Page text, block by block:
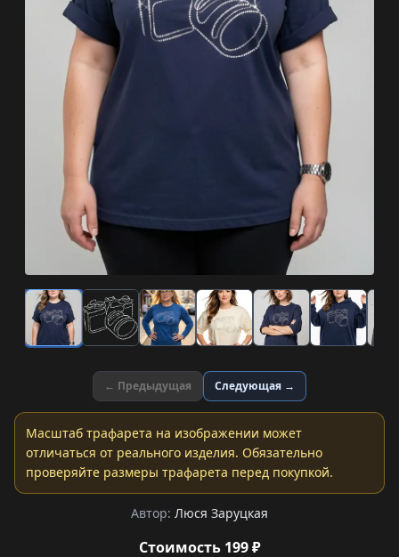
← Предыдущая Следующая →
Масштаб трафарета на изображении может
отличаться от реального изделия. Обязательно
проверяйте размеры трафарета перед покупкой.
Автор: Люся Заруцкая
Стоимость 199 ₽